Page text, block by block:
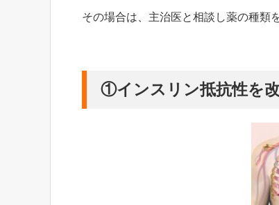
その場合は、主治医と相談し薬の種類
①インスリン抵抗性を